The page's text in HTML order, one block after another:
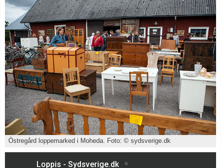
Östregård loppemarked i Moheda. Foto: © sydsverige.dk